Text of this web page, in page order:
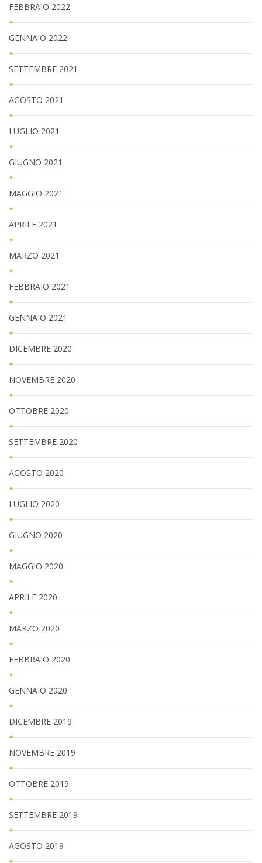
FEBBRAIO 2022
GENNAIO 2022
SETTEMBRE 2021
AGOSTO 2021
LUGLIO 2021
GIUGNO 2021
MAGGIO 2021
APRILE 2021
MARZO 2021
FEBBRAIO 2021
GENNAIO 2021
DICEMBRE 2020
NOVEMBRE 2020
OTTOBRE 2020
SETTEMBRE 2020
AGOSTO 2020
LUGLIO 2020
GIUGNO 2020
MAGGIO 2020
APRILE 2020
MARZO 2020
FEBBRAIO 2020
GENNAIO 2020
DICEMBRE 2019
NOVEMBRE 2019
OTTOBRE 2019
SETTEMBRE 2019
AGOSTO 2019